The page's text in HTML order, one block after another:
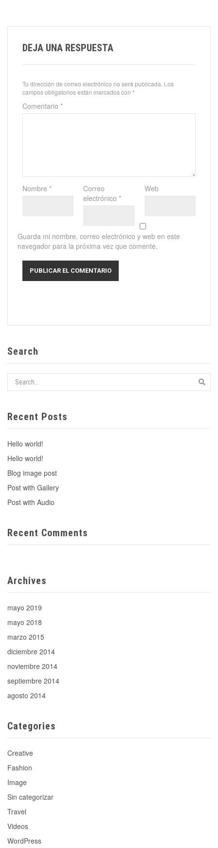
DEJA UNA RESPUESTA
Tu dirección de correo electrónico no será publicada. Los
campos obligatorios están marcados con *
Comentario *
Nombre *
Correo
electrónico*
Web
Guarda mi nombre, correo electrónico y web en este
navegador para la próxima vez que comente.
Search
Recent Posts
Hello world!
Hello world!
Blog image post
Post with Gallery
Post with Audio
Recent Comments
Archives
mayo 2019
mayo 2018
marzo 2015
diciembre 2014
noviembre 2014
septiembre 2014
agosto 2014
Categories
Creative
Fashion
Image
Sin categorizar
Travel
Videos
WordPress